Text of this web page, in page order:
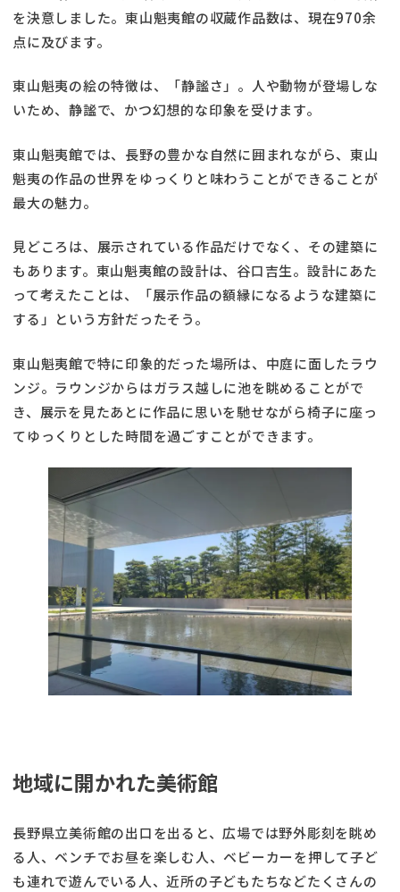
を決意しました。東山魁夷館の収蔵作品数は、現在970余
点に及びます。
東山魁夷の絵の特徴は、「静謐さ」。人や動物が登場しな
いため、静謐で、かつ幻想的な印象を受けます。
東山魁夷館では、長野の豊かな自然に囲まれながら、東山
魁夷の作品の世界をゆっくりと味わうことができることが
最大の魅力。
見どころは、展示されている作品だけでなく、その建築に
もあります。東山魁夷館の設計は、谷口吉生。設計にあた
って考えたことは、「展示作品の額縁になるような建築に
する」という方針だったそう。
東山魁夷館で特に印象的だった場所は、中庭に面したラウ
ンジ。ラウンジからはガラス越しに池を眺めることがで
き、展示を見たあとに作品に思いを馳せながら椅子に座っ
てゆっくりとした時間を過ごすことができます。
地域に開かれた美術館
長野県立美術館の出口を出ると、広場では野外彫刻を眺め
る人、ベンチでお昼を楽しむ人、ベビーカーを押して子ど
も連れで遊んでいる人、近所の子どもたちなどたくさんの